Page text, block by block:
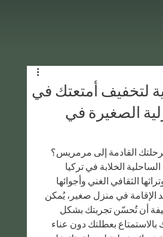
لتخفيف أمتعتك في
الصغيرة في
القادمة إلى مرمريس؟
الخلابة في تركيا
الثقافي الغني وأجوائها
الإقامة في منزل صغير، يُمكن
أن تُحسّن تجربتك بشكل
بعطلتك دون عناء